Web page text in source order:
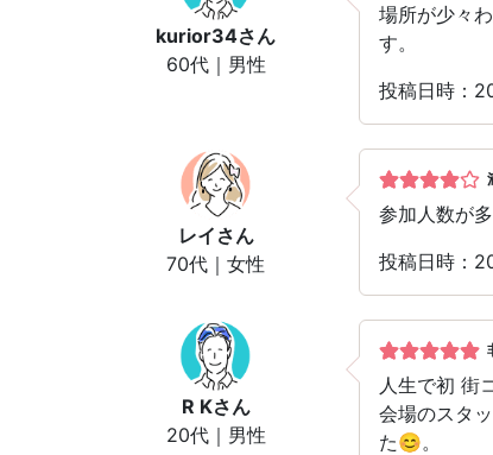
kurior34さん
60代｜男性
場所が少々
す。
投稿日時：
レイ さん
70代｜女性
参加人数が
投稿日時：
R Kさん
20代｜男性
人生で初 街
会場のスタ
た😊。